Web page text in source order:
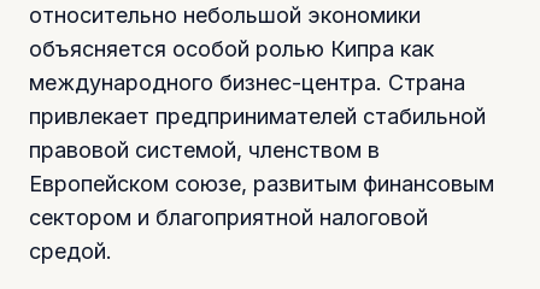
относительно небольшой экономики
объясняется особой ролью Кипра как
международного бизнес-центра. Страна
привлекает предпринимателей стабильной
правовой системой, членством в
Европейском союзе, развитым финансовым
сектором и благоприятной налоговой
средой.